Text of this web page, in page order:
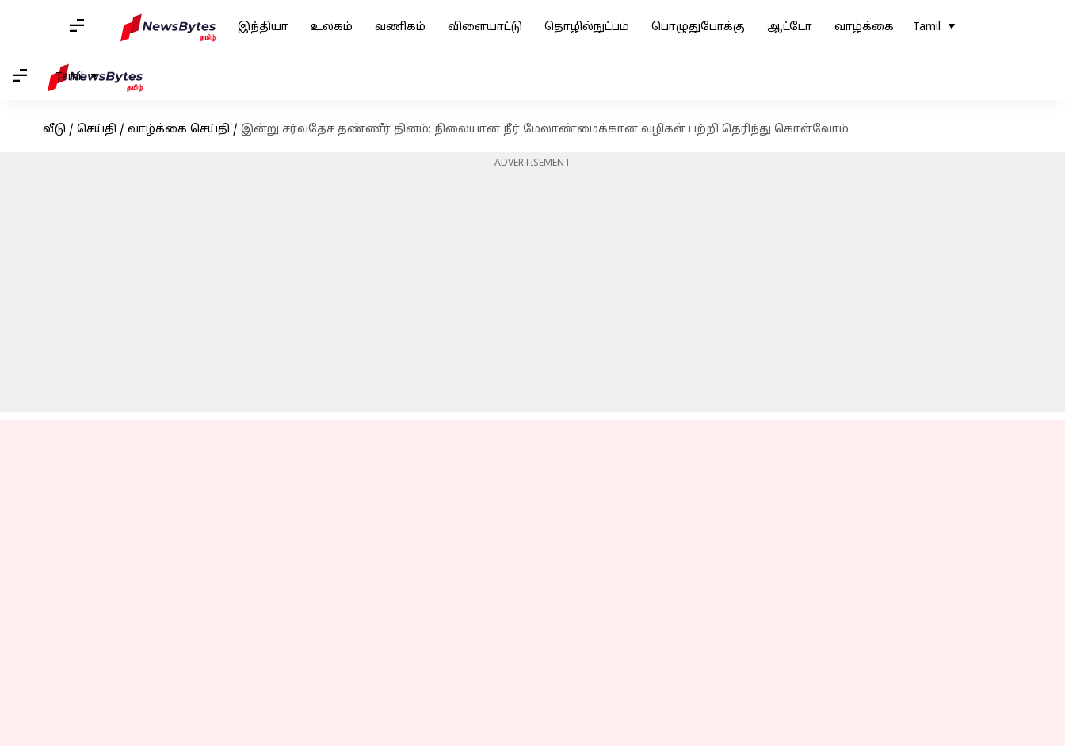
இந்தியா உலகம் வணிகம் விளையாட்டு தொழில்நுட்பம் பொழுதுபோக்கு ஆட்டோ வாழ்க்கை Tamil
Tamil
வீடு / செய்தி / வாழ்க்கை செய்தி / இன்று சர்வதேச தண்ணீர் தினம்: நிலையான நீர் மேலாண்மைக்கான வழிகள் பற்றி தெரிந்து கொள்வோம்
ADVERTISEMENT